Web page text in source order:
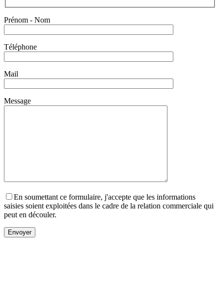
Prénom - Nom
Téléphone
Mail
Message
En soumettant ce formulaire, j'accepte que les informations
saisies soient exploitées dans le cadre de la relation commerciale qui
peut en découler.